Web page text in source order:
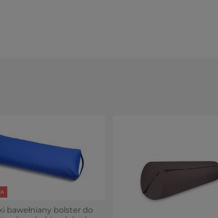
korzyści zdrowotne, jakie daje łuska gryki.
co sprawia, że wałek do jogi się
nie nasiąka wodą,
więc pot i wilgoć jej
wystarczy zdjąć i wyprać, łuskę zaś odświeżyć na
warunków do przechowania -
na końcu.
bawełniany bolster do